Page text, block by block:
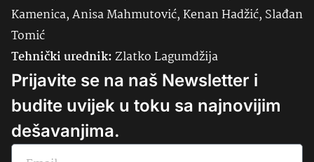
Kamenica, Anisa Mahmutović, Kenan Hadžić, Slađan
Tomić
Tehnički urednik:Zlatko Lagumdžija
Prijavite se na naš Newsletter i
budite uvijek u toku sa najnovijim
dešavanjima.